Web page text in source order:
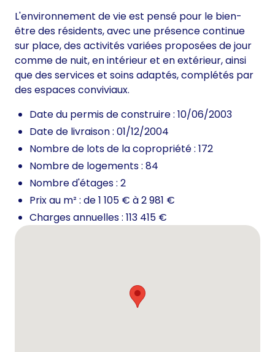
L'environnement de vie est pensé pour le bien-
être des résidents, avec une présence continue
sur place, des activités variées proposées de jour
comme de nuit, en intérieur et en extérieur, ainsi
que des services et soins adaptés, complétés par
des espaces conviviaux.
Date du permis de construire : 10/06/2003
Date de livraison : 01/12/2004
Nombre de lots de la copropriété : 172
Nombre de logements : 84
Nombre d'étages : 2
Prix au m² : de 1 105 € à 2 981 €
Charges annuelles : 113 415 €